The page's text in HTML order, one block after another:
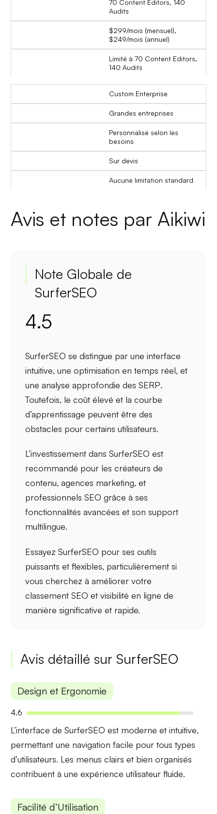
70 Content Editors, 140
Audits
$299/mois (mensuel),
$249/mois (annuel)
Limité à 70 Content Editors,
140 Audits
Custom Enterprise
Grandes entreprises
Personnalisé selon les
besoins
Sur devis
Aucune limitation standard
Avis et notes par Aikiwi
Note Globale de
SurferSEO
4.5
SurferSEO se distingue par uneinterface
intuitive, uneoptimisation en temps réel, et
uneanalyse approfondie des SERP.
Toutefois, lecoût élevé et lacourbe
d’apprentissage peuvent être des
obstacles pour certains utilisateurs.
L’investissement dans SurferSEO est
recommandé pour lescréateurs de
contenu,agences marketing, et
professionnels SEO grâce à ses
fonctionnalités avancées et sonsupport
multilingue.
Essayez SurferSEO pour ses outils
puissants et flexibles, particulièrement si
vous cherchez à améliorer votre
classement SEO etvisibilité en ligne de
manière significative et rapide.
Avis détaillé sur SurferSEO
Design et Ergonomie
4.6
L’interface de SurferSEO est moderne etintuitive,
permettant une navigation facile pour tous types
d’utilisateurs. Les menus clairs et bien organisés
contribuent à uneexpérience utilisateur fluide.
Facilité d’Utilisation